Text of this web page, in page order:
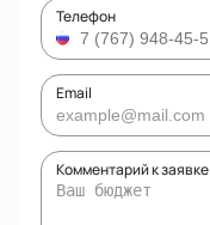
Телефон
Email
Комментарий к заявке